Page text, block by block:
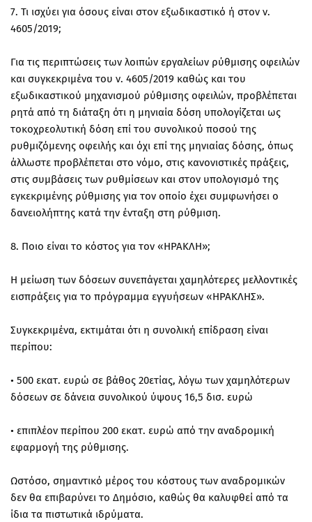
7. Τι ισχύει για όσους είναι στον εξωδικαστικό ή στον ν.
4605/2019;
Για τις περιπτώσεις των λοιπών εργαλείων ρύθμισης οφειλών
και συγκεκριμένα του ν. 4605/2019 καθώς και του
εξωδικαστικού μηχανισμού ρύθμισης οφειλών, προβλέπεται
ρητά από τη διάταξη ότι η μηνιαία δόση υπολογίζεται ως
τοκοχρεολυτική δόση επί του συνολικού ποσού της
ρυθμιζόμενης οφειλής και όχι επί της μηνιαίας δόσης, όπως
άλλωστε προβλέπεται στο νόμο, στις κανονιστικές πράξεις,
στις συμβάσεις των ρυθμίσεων και στον υπολογισμό της
εγκεκριμένης ρύθμισης για τον οποίο έχει συμφωνήσει ο
δανειολήπτης κατά την ένταξη στη ρύθμιση.
8. Ποιο είναι το κόστος για τον «ΗΡΑΚΛΗ»;
Η μείωση των δόσεων συνεπάγεται χαμηλότερες μελλοντικές
εισπράξεις για το πρόγραμμα εγγυήσεων «ΗΡΑΚΛΗΣ».
Συγκεκριμένα, εκτιμάται ότι η συνολική επίδραση είναι
περίπου:
• 500 εκατ. ευρώ σε βάθος 20ετίας, λόγω των χαμηλότερων
δόσεων σε δάνεια συνολικού ύψους 16,5 δισ. ευρώ
• επιπλέον περίπου 200 εκατ. ευρώ από την αναδρομική
εφαρμογή της ρύθμισης.
Ωστόσο, σημαντικό μέρος του κόστους των αναδρομικών
δεν θα επιβαρύνει το Δημόσιο, καθώς θα καλυφθεί από τα
ίδια τα πιστωτικά ιδρύματα.